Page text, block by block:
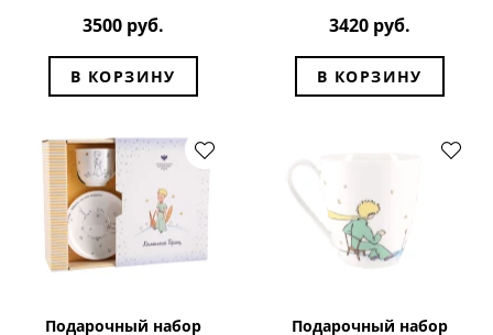
3500 руб.
В КОРЗИНУ
3420 руб.
В КОРЗИНУ
Подарочный набор Подарочный набор